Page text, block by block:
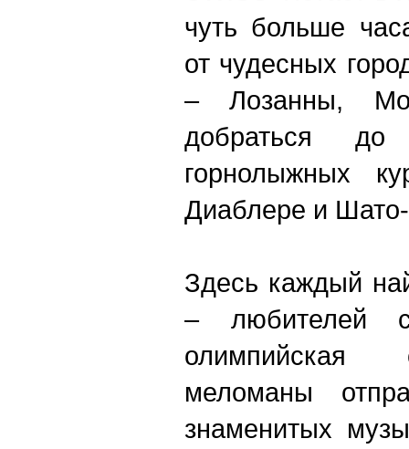
чуть больше
от чудесных
– Лозанны,
добраться до
горнолыжных
Диаблере и
Здесь каждый
– любителей
олимпийская
меломаны
знаменитых